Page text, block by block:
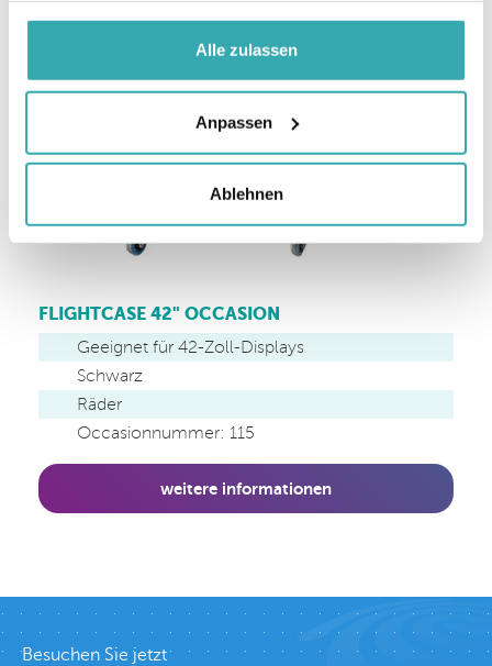
gesammelt haben.
Alle zulassen
Anpassen
Ablehnen
FLIGHTCASE 42" OCCASION
Geeignet für 42-Zoll-Displays
Schwarz
Räder
Occasionnummer: 115
weitere informationen
Besuchen Sie jetzt